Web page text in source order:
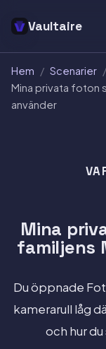
Vaultaire
Hem / Scenarier /
Mina privata foton
använder
Mina
familjens
Du öppnade
kamerarull låg
och hur